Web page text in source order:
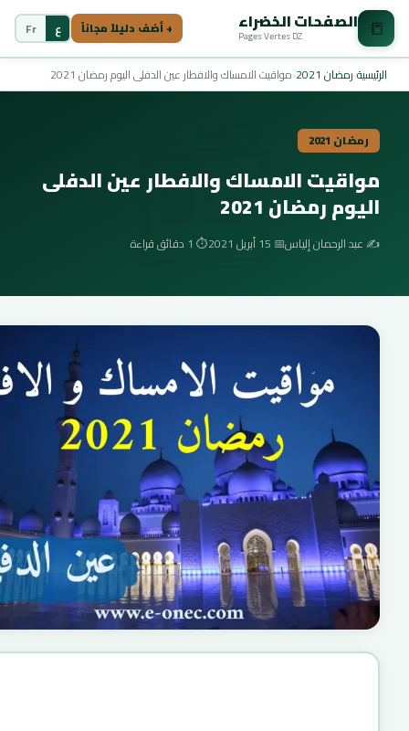
📒 الصفحات الخضراء
Pages Vertes DZ + أضف دليلاً مجاناً ع Fr
الرئيسية›رمضان 2021 ›مواقيت الامساك والافطار عين الدفلى اليوم رمضان 2021
📰 رمضان 2021
مواقيت الامساك والافطار عين الدفلى
اليوم رمضان 2021
✍️ عبد الرحمان إلياس📅 15 أبريل 2021 ⏱️ 1 دقائق قراءة